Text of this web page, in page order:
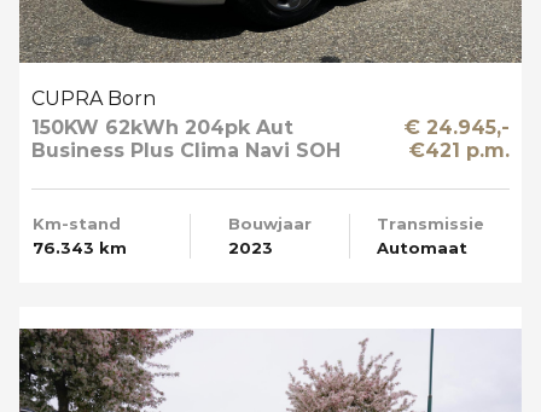
CUPRA Born
150KW 62kWh 204pk Aut
Business Plus Clima Navi SOH
€ 24.945,-
€421 p.m.
Km-stand
76.343 km
Bouwjaar
2023
Transmissie
Automaat